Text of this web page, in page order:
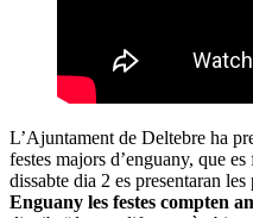
L’Ajuntament de Deltebre ha
festes majors d’enguany, que
dissabte dia 2 es presentaran
Enguany les festes compten